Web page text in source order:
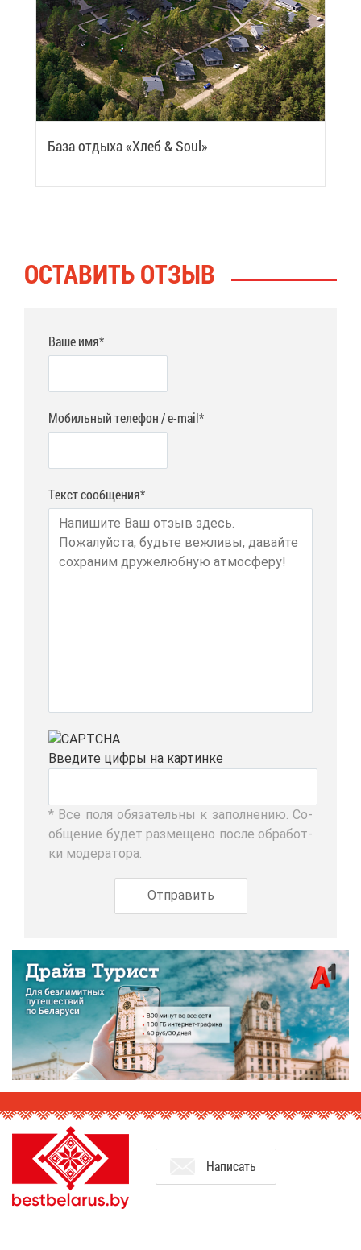
Ба­за от­ды­ха «Хлеб & Soul»
ОСТА­ВИТЬ ОТ­ЗЫВ
Ваше имя*
Мобильный телефон / e-mail*
Текст сообщения*
Вве­ди­те циф­ры на кар­тин­ке
* Все по­ля обя­за­тель­ны к за­пол­не­нию. Со­
об­ще­ние бу­дет раз­ме­ще­но по­сле об­ра­бот­
ки мо­де­ра­то­ра.
На­пи­сать